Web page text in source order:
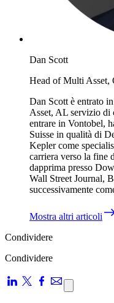
Dan Scott
Head of Multi Asset,
Dan Scott è entrato
Asset, AL servizio di
entrare in Vontobel,
Suisse in qualità di
Kepler come
carriera verso la fine
dapprima presso
Wall Street Journal,
successivamente
Mostra altri articoli
Condividere
Condividere